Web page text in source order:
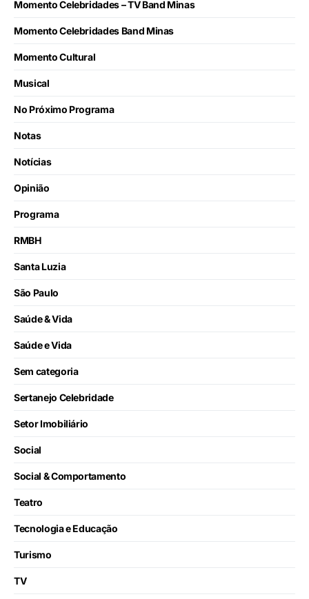
Momento Celebridades – TV Band Minas
Momento Celebridades Band Minas
Momento Cultural
Musical
No Próximo Programa
Notas
Notícias
Opinião
Programa
RMBH
Santa Luzia
São Paulo
Saúde & Vida
Saúde e Vida
Sem categoria
Sertanejo Celebridade
Setor Imobiliário
Social
Social & Comportamento
Teatro
Tecnologia e Educação
Turismo
TV